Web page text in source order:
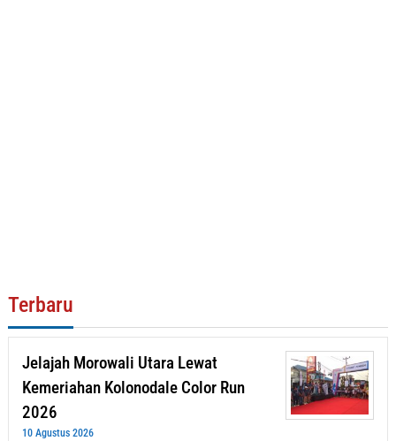
Terbaru
Jelajah Morowali Utara Lewat
Kemeriahan Kolonodale Color Run
2026
10 Agustus 2026